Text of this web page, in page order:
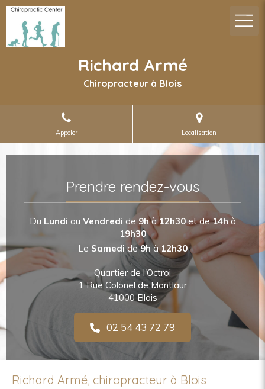
Richard Armé
Chiropracteur à Blois
Appeler Localisation
Prendre rendez-vous
Du Lundi au Vendredi de 9hà12h30et de14h à
19h30
Le Samedide9h à12h30
Quartier de l'Octroi
1 Rue Colonel de Montlaur
41000 Blois
02 54 43 72 79
Richard Armé, chiropracteur à Blois